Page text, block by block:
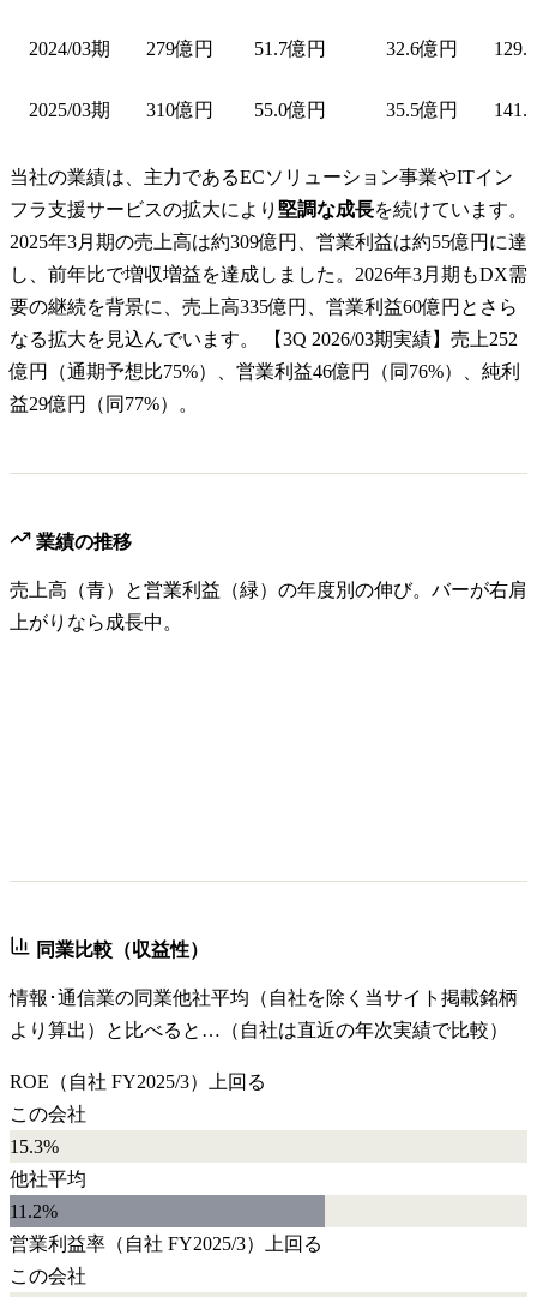
2024/03期 279億円 51.7億円 32.6億円
2025/03期 310億円 55.0億円 35.5億円
当社の業績は、主力であるECソリューション事業やITイン
フラ支援サービスの拡大により 堅調な成長を続けています。
2025年3月期の売上高は約309億円、営業利益は約55億円に達
し、前年比で増収増益を達成しました。2026年3月期もDX需
要の継続を背景に、売上高335億円、営業利益60億円とさら
なる拡大を見込んでいます。 【3Q 2026/03期実績】売上252
億円（通期予想比75%）、営業利益46億円（同76%）、純利
益29億円（同77%）。
業績の推移
売上高（青）と営業利益（緑）の年度別の伸び。バーが右肩
上がりなら成長中。
同業比較（収益性）
情報･通信業の同業他社平均（自社を除く当サイト掲載銘柄
より算出）と比べると…（自社は直近の年次実績で比較）
ROE （自社 FY2025/3）
上回る
この会社
15.3%
他社平均
11.2%
営業利益率 （自社 FY2025/3）
上回る
この会社